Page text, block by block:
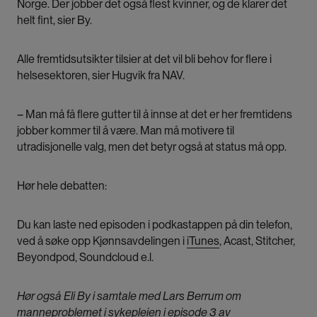
Norge. Der jobber det også flest kvinner, og de klarer det
helt fint, sier By.
Alle fremtidsutsikter tilsier at det vil bli behov for flere i
helsesektoren, sier Hugvik fra NAV.
– Man må få flere gutter til å innse at det er her fremtidens
jobber kommer til å være. Man må motivere til
utradisjonelle valg, men det betyr også at status må opp.
Hør hele debatten:
Du kan laste ned episoden i podkastappen på din telefon,
ved å søke opp Kjønnsavdelingen i iTunes, Acast, Stitcher,
Beyondpod, Soundcloud e.l.
Hør også Eli By i samtale med Lars Berrum om
manneproblemet i sykepleien i episode 3av